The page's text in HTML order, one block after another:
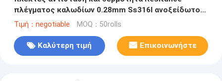
πλέγματος καλωδίων 0.28mm Ss316l ανοξείδωτο
όξινες
Τιμή：negotiable MOQ：50rolls
Καλύτερη τιμή Επικοινωνήστε